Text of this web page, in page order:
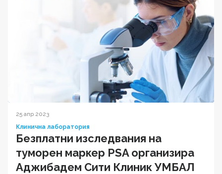
25 апр 2023
Клинична лаборатория
Безплатни изследвания на
туморен маркер PSA организира
Аджибадем Сити Клиник УМБАЛ